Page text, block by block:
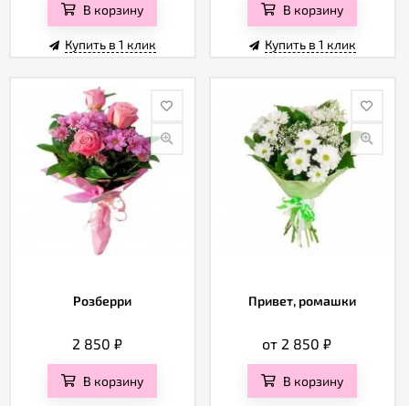
В корзину
Купить в 1 клик
В корзину
Купить в 1 клик
Розберри
2 850 ₽
В корзину
Привет, ромашки
от 2 850₽
В корзину